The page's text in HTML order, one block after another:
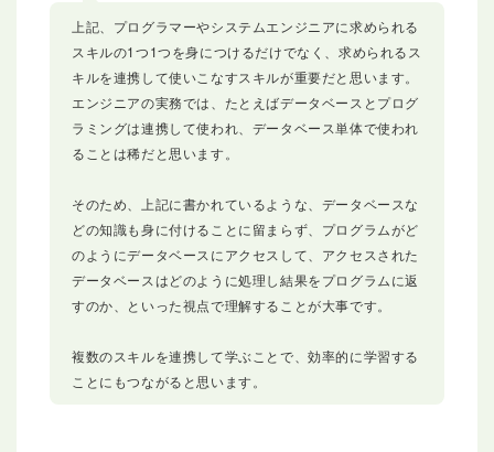
上記、プログラマーやシステムエンジニアに求められる
スキルの1つ1つを身につけるだけでなく、求められるス
キルを連携して使いこなすスキルが重要だと思います。
エンジニアの実務では、たとえばデータベースとプログ
ラミングは連携して使われ、データベース単体で使われ
ることは稀だと思います。
そのため、上記に書かれているような、データベースな
どの知識も身に付けることに留まらず、プログラムがど
のようにデータベースにアクセスして、アクセスされた
データベースはどのように処理し結果をプログラムに返
すのか、といった視点で理解することが大事です。
複数のスキルを連携して学ぶことで、効率的に学習する
ことにもつながると思います。